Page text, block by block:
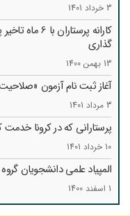
3 خرداد 1401
کارانه‌
گذاری
13 بهمن 1400
آغاز ثبت نام آزمون
3 مرداد 1401
پرستارانی که در کرونا
10 خرداد 1401
المپیاد علمی دانشجویان
1 اسفند 1400